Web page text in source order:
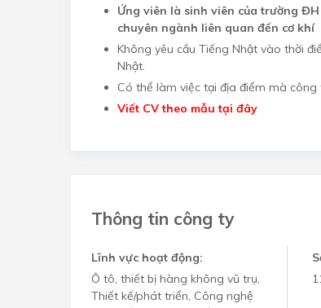
Ứng viên là sinh viên của trường
chuyên ngành liên quan đến cơ khí
Không yêu cầu Tiếng Nhật vào thời
Nhật.
Có thể làm việc tại địa điểm mà công
Viết CV theo mẫu tại đây
Thông tin công ty
Lĩnh vực hoạt động:
Ô tô, thiết bị hàng không vũ trụ,
Thiết kế/phát triển, Công nghệ